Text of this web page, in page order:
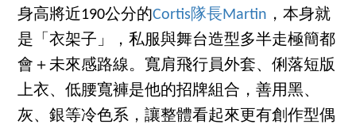
身高將近190公分的Cortis隊長Martin ，本身就
是「衣架子」，私服與舞台造型多半走極簡都
會＋未來感路線。寬肩飛行員外套、俐落短版
上衣、低腰寬褲是他的招牌組合，善用黑、
灰、銀等冷色系，讓整體看起來更有創作型偶